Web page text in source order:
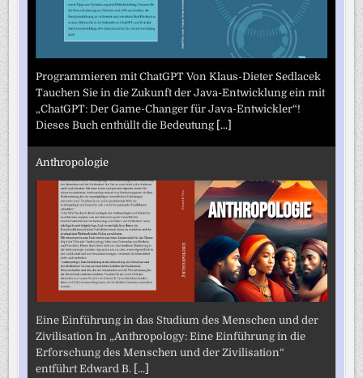
Programmieren mit ChatGPT Von Klaus-Dieter Sedlacek
Tauchen Sie in die Zukunft der Java-Entwicklung ein mit
„ChatGPT: Der Game-Changer für Java-Entwickler“!
Dieses Buch enthüllt die Bedeutung [...]
Anthropologie
Eine Einführung in das Studium des Menschen und der
Zivilisation In „Anthropology: Eine Einführung in die
Erforschung des Menschen und der Zivilisation“
entführt Edward B.
[...]